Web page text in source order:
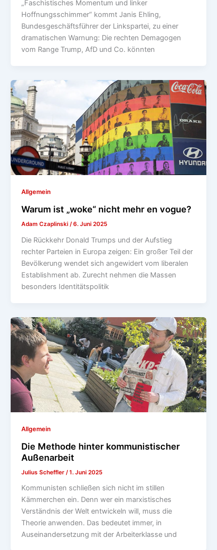
„Faschistisches Momentum und linker
Hoffnungsschimmer“ kommt Janis Ehling,
Bundesgeschäftsführer der Linkspartei, zu einer
dramatischen Warnung: Die rechten Demagogen
vom Range Trump, AfD und Co. könnten
Allgemein
Warum ist „woke“ nicht mehr en vogue?
Adam Czaplinski/6. Juni 2025
Die Rückkehr Donald Trumps und der Aufstieg
rechter Parteien in Europa zeigen: Ein großer Teil der
Bevölkerung wendet sich angewidert vom liberalen
Establishment ab. Zurecht nehmen die Massen
besonders Identitätspolitik
Allgemein
Die Methode hinter kommunistischer
Außenarbeit
Julius Scheffler /1. Juni 2025
Kommunisten schließen sich nicht im stillen
Kämmerchen ein. Denn wer ein marxistisches
Verständnis der Welt entwickeln will, muss die
Theorie anwenden. Das bedeutet immer, in
Auseinandersetzung mit der Arbeiterklasse und